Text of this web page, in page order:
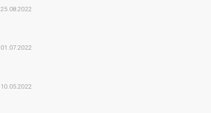
25.08.2022
01.07.2022
10.05.2022